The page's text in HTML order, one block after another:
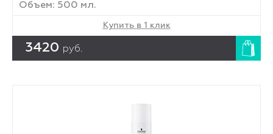
Объем: 500 мл.
Купить в 1 клик
3420 руб.